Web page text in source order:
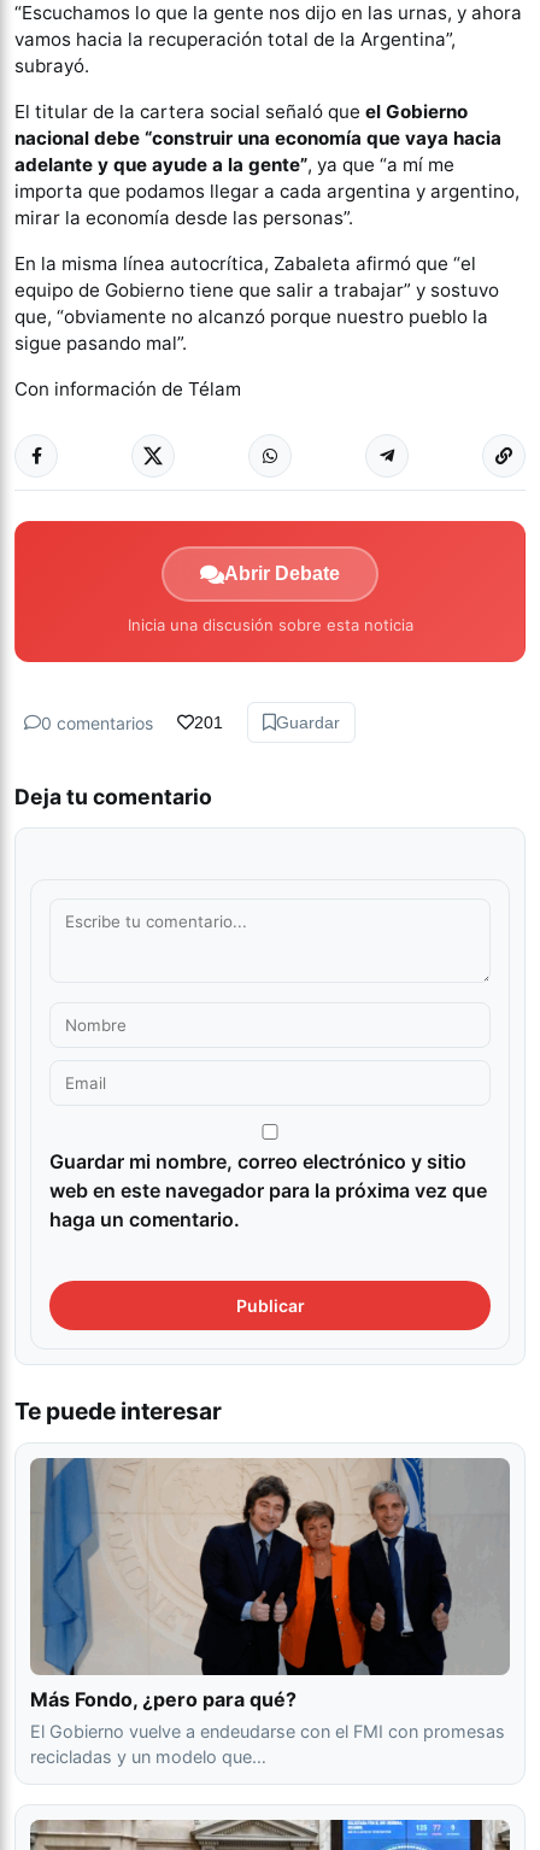
“Escuchamos lo que la gente nos dijo en las urnas, y ahora
vamos hacia la recuperación total de la Argentina”,
subrayó.
El titular de la cartera social señaló que el Gobierno
nacional debe “construir una economía que vaya hacia
adelante y que ayude a la gente”, ya que “a mí me
importa que podamos llegar a cada argentina y argentino,
mirar la economía desde las personas”.
En la misma línea autocrítica, Zabaleta afirmó que “el
equipo de Gobierno tiene que salir a trabajar” y sostuvo
que, “obviamente no alcanzó porque nuestro pueblo la
sigue pasando mal”.
Con información de Télam
Abrir Debate
Inicia una discusión sobre esta noticia
0 comentarios 201 Guardar
Deja tu comentario
Guardar mi nombre, correo electrónico y sitio
web en este navegador para la próxima vez que
haga un comentario.
Te puede interesar
Más Fondo, ¿pero para qué?
El Gobierno vuelve a endeudarse con el FMI con promesas
recicladas y un modelo que…